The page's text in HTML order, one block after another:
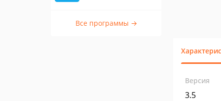
Все программы →
Версия
3.5